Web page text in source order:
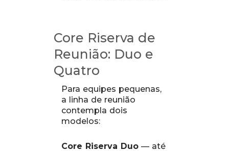
Core Riserva de
Reunião: Duo e
Quatro
Para equipes pequenas,
a linha de reunião
contempla dois
modelos:
Core Riserva Duo — até